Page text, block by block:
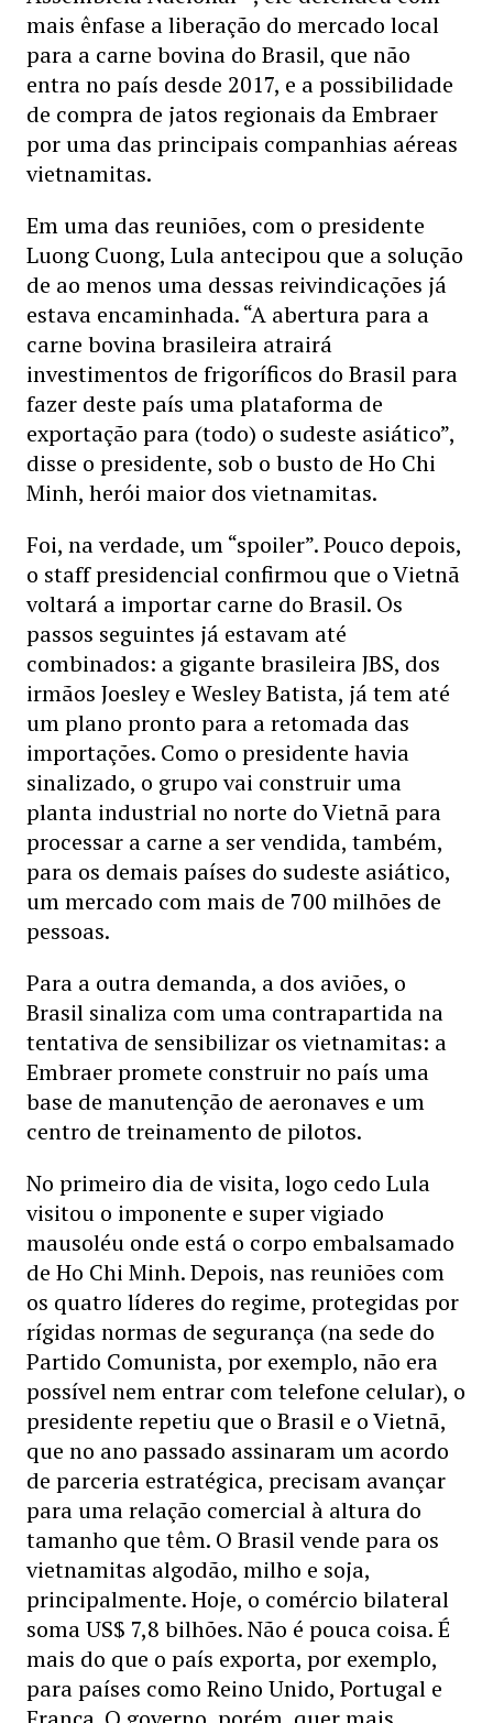
mais ênfase a liberação do mercado local
para a carne bovina do Brasil, que não
entra no país desde 2017, e a possibilidade
de compra de jatos regionais da Embraer
por uma das principais companhias aéreas
vietnamitas.
Em uma das reuniões, com o presidente
Luong Cuong, Lula antecipou que a solução
de ao menos uma dessas reivindicações já
estava encaminhada. “A abertura para a
carne bovina brasileira atrairá
investimentos de frigoríficos do Brasil para
fazer deste país uma plataforma de
exportação para (todo) o sudeste asiático”,
disse o presidente, sob o busto de Ho Chi
Minh, herói maior dos vietnamitas.
Foi, na verdade, um “spoiler”. Pouco depois,
o staff presidencial confirmou que o Vietnã
voltará a importar carne do Brasil. Os
passos seguintes já estavam até
combinados: a gigante brasileira JBS, dos
irmãos Joesley e Wesley Batista, já tem até
um plano pronto para a retomada das
importações. Como o presidente havia
sinalizado, o grupo vai construir uma
planta industrial no norte do Vietnã para
processar a carne a ser vendida, também,
para os demais países do sudeste asiático,
um mercado com mais de 700 milhões de
pessoas.
Para a outra demanda, a dos aviões, o
Brasil sinaliza com uma contrapartida na
tentativa de sensibilizar os vietnamitas: a
Embraer promete construir no país uma
base de manutenção de aeronaves e um
centro de treinamento de pilotos.
No primeiro dia de visita, logo cedo Lula
visitou o imponente e super vigiado
mausoléu onde está o corpo embalsamado
de Ho Chi Minh. Depois, nas reuniões com
os quatro líderes do regime, protegidas por
rígidas normas de segurança (na sede do
Partido Comunista, por exemplo, não era
possível nem entrar com telefone celular), o
presidente repetiu que o Brasil e o Vietnã,
que no ano passado assinaram um acordo
de parceria estratégica, precisam avançar
para uma relação comercial à altura do
tamanho que têm. O Brasil vende para os
vietnamitas algodão, milho e soja,
principalmente. Hoje, o comércio bilateral
soma US$ 7,8 bilhões. Não é pouca coisa. É
mais do que o país exporta, por exemplo,
para países como Reino Unido, Portugal e